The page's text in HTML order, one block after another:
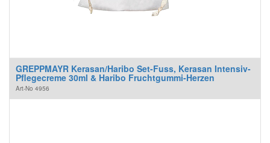
GREPPMAYR Kerasan/Haribo Set-Fuss, Kerasan Intensiv-
Pflegecreme 30ml & Haribo Fruchtgummi-Herzen
Art-No 4956